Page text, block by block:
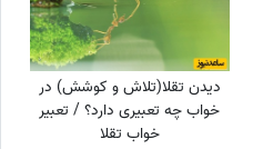
دیدن تقلا(تلاش و کوشش) در
خواب چه تعبیری دارد؟ / تعبیر
خواب تقلا